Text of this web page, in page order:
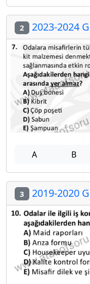
2 2023-2024
A B
3 2019-2020